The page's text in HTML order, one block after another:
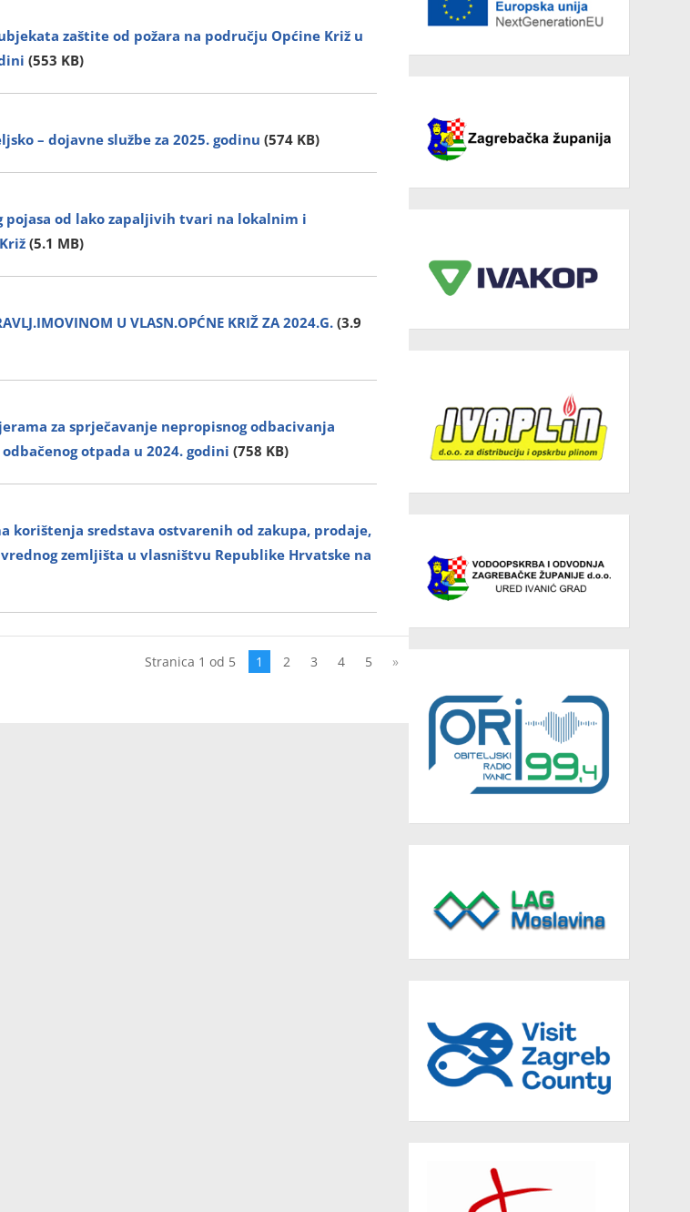
zaštite od požara na području Općine Križ u
(553 KB)
– dojavne službe za 2025. godinu(574 KB)
pojasa od lako zapaljivih tvari na lokalnim i
(5.1 MB)
U VLASN.OPĆNE KRIŽ ZA 2024.G.(3.9
za sprječavanje nepropisnog odbacivanja
otpada u 2024. godini(758 KB)
korištenja sredstava ostvarenih od zakupa, prodaje,
zemljišta u vlasništvu Republike Hrvatske na
Stranica 1 od 5 1 2 3 4 5 »